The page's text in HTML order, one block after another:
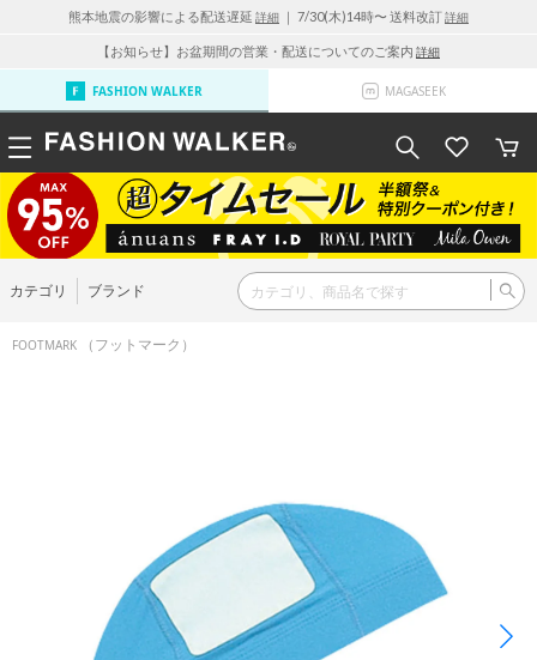
熊本地震の影響による配送遅延 詳細 ｜ 7/30(木)14時〜 送料改訂詳細
【お知らせ】お盆期間の営業・配送についてのご案内 詳細
FASHION WALKER MAGASEEK
カテゴリ ブランド
FOOTMARK （フットマーク）